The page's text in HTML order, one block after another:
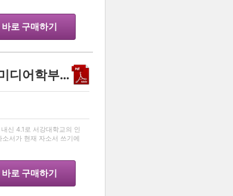
바로 구매하기
내신 4.1로 서강대학교 지식융합미디어학부에 합격한 자소서
신 4.1로 서강대학교의 인
서가 현재 자소서 쓰기에
바로 구매하기